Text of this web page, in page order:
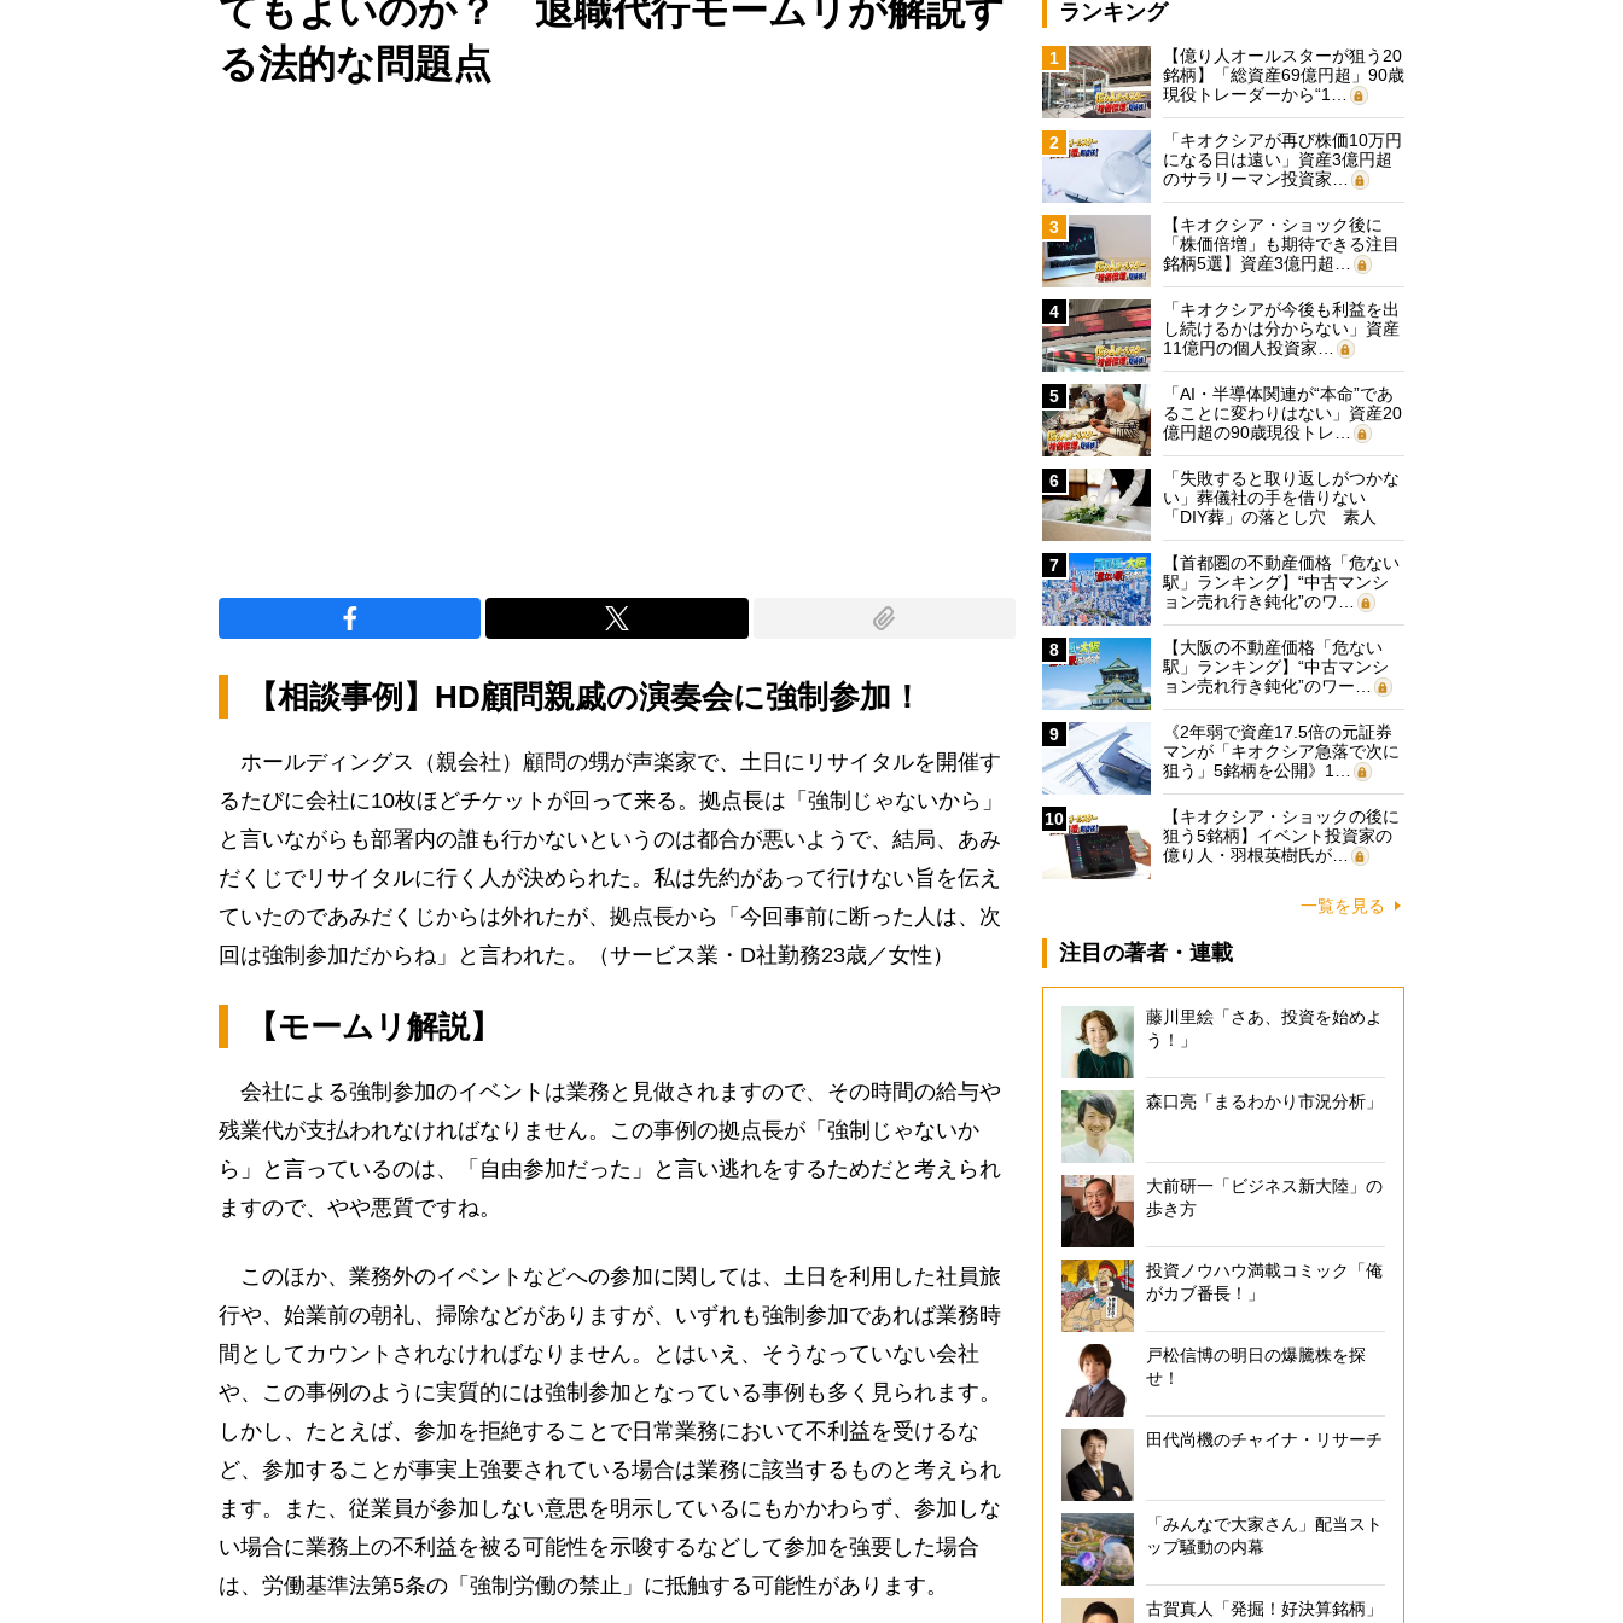
てもよいのか？ 退職代行モームリが解説す
る法的な問題点
【相談事例】HD顧問親戚の演奏会に強制参加！
ホールディングス（親会社）顧問の甥が声楽家で、土日にリサイタルを開催す
るたびに会社に10枚ほどチケットが回って来る。拠点長は「強制じゃないから」
と言いながらも部署内の誰も行かないというのは都合が悪いようで、結局、あみ
だくじでリサイタルに行く人が決められた。私は先約があって行けない旨を伝え
ていたのであみだくじからは外れたが、拠点長から「今回事前に断った人は、次
回は強制参加だからね」と言われた。（サービス業・D社勤務23歳／女性）
【モームリ解説】
会社による強制参加のイベントは業務と見做されますので、その時間の給与や
残業代が支払われなければなりません。この事例の拠点長が「強制じゃないか
ら」と言っているのは、「自由参加だった」と言い逃れをするためだと考えられ
ますので、やや悪質ですね。
このほか、業務外のイベントなどへの参加に関しては、土日を利用した社員旅
行や、始業前の朝礼、掃除などがありますが、いずれも強制参加であれば業務時
間としてカウントされなければなりません。とはいえ、そうなっていない会社
や、この事例のように実質的には強制参加となっている事例も多く見られます。
しかし、たとえば、参加を拒絶することで日常業務において不利益を受けるな
ど、参加することが事実上強要されている場合は業務に該当するものと考えられ
ます。また、従業員が参加しない意思を明示しているにもかかわらず、参加しな
い場合に業務上の不利益を被る可能性を示唆するなどして参加を強要した場合
は、労働基準法第5条の「強制労働の禁止」に抵触する可能性があります。
ランキング
1
【億り人オールスターが狙う20
銘柄】「総資産69億円超」90歳
現役トレーダーから“1…
2
「キオクシアが再び株価10万円
になる日は遠い」資産3億円超
のサラリーマン投資家…
3
【キオクシア・ショック後に
「株価倍増」も期待できる注目
銘柄5選】資産3億円超…
4
「キオクシアが今後も利益を出
し続けるかは分からない」資産
11億円の個人投資家…
5
「AI・半導体関連が“本命”であ
ることに変わりはない」資産20
億円超の90歳現役トレ…
6
「失敗すると取り返しがつかな
い」葬儀社の手を借りない
「DIY葬」の落とし穴 素人
に…
7
【首都圏の不動産価格「危ない
駅」ランキング】“中古マンシ
ョン売れ行き鈍化”のワ…
8
【大阪の不動産価格「危ない
駅」ランキング】“中古マンシ
ョン売れ行き鈍化”のワー…
9
《2年弱で資産17.5倍の元証券
マンが「キオクシア急落で次に
狙う」5銘柄を公開》1…
10
【キオクシア・ショックの後に
狙う5銘柄】イベント投資家の
億り人・羽根英樹氏が…
一覧を見る
注目の著者・連載
藤川里絵「さあ、投資を始めよ
う！」
森口亮「まるわかり市況分析」
大前研一「ビジネス新大陸」の
歩き方
投資ノウハウ満載コミック「俺
がカブ番長！」
戸松信博の明日の爆騰株を探
せ！
田代尚機のチャイナ・リサーチ
「みんなで大家さん」配当スト
ップ騒動の内幕
古賀真人「発掘！好決算銘柄」